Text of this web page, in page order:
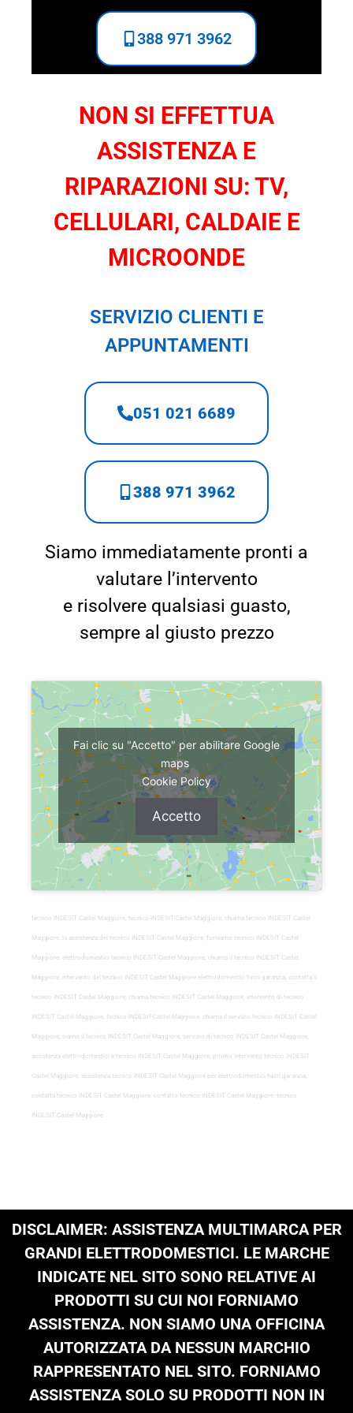
388 971 3962
NON SI EFFETTUA
ASSISTENZA E
RIPARAZIONI SU: TV,
CELLULARI, CALDAIE E
MICROONDE
SERVIZIO CLIENTI E
APPUNTAMENTI
051 021 6689
388 971 3962
Siamo immediatamente pronti a
valutare l’intervento
e risolvere qualsiasi guasto,
sempre al giusto prezzo
Fai clic su "Accetto" per abilitare Google
maps
Cookie Policy
Accetto
tecnico INDESIT Castel Maggiore, tecnico-INDESIT-Castel Maggiore, chiama tecnico INDESIT Castel
Maggiore, la assistenza del tecnico INDESIT Castel Maggiore, forniamo tecnico INDESIT Castel
Maggiore, elettrodomestici tecnico INDESIT Castel Maggiore, chiama il tecnico INDESIT Castel
Maggiore, intervento del tecnico INDESIT Castel Maggiore elettrodomestici fuori garanzia, contatta il
tecnico INDESIT Castel Maggiore, chiama tecnico INDESIT Castel Maggiore, intervento di tecnico
INDESIT Castel Maggiore, tecnico-INDESIT-Castel Maggiore, chiama il servizio tecnico INDESIT Castel
Maggiore, siamo il tecnico INDESIT Castel Maggiore, servizio di tecnico INDESIT Castel Maggiore,
assistenza elettrodomestici e tecnico INDESIT Castel Maggiore, pronto intervento tecnico INDESIT
Castel Maggiore, assistenza tecnico INDESIT Castel Maggiore per elettrodomestici fuori garanzia,
contatta tecnico INDESIT Castel Maggiore, contatto tecnico INDESIT Castel Maggiore, tecnico
INDESIT Castel Maggiore
DISCLAIMER: ASSISTENZA MULTIMARCA PER
GRANDI ELETTRODOMESTICI. LE MARCHE
INDICATE NEL SITO SONO RELATIVE AI
PRODOTTI SU CUI NOI FORNIAMO
ASSISTENZA. NON SIAMO UNA OFFICINA
AUTORIZZATA DA NESSUN MARCHIO
RAPPRESENTATO NEL SITO. FORNIAMO
ASSISTENZA SOLO SU PRODOTTI NON IN